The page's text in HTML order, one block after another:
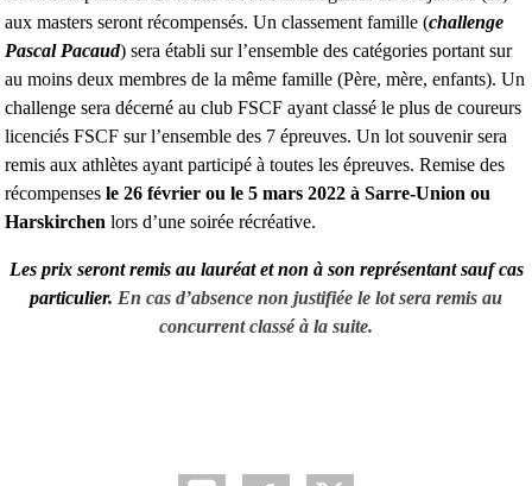
aux masters seront récompensés. Un classement famille (challenge
Pascal Pacaud) sera établi sur l’ensemble des catégories portant sur
au moins deux membres de la même famille (Père, mère, enfants). Un
challenge sera décerné au club FSCF ayant classé le plus de coureurs
licenciés FSCF sur l’ensemble des 7 épreuves. Un lot souvenir sera
remis aux athlètes ayant participé à toutes les épreuves. Remise des
récompenses le 26 février ou le 5 mars 2022 à Sarre-Union ou
Harskirchen lors d’une soirée récréative.
Les prix seront remis au lauréat et non à son représentant sauf cas
particulier. En cas d’absence non justifiée le lot sera remis au
concurrent classé à la suite.